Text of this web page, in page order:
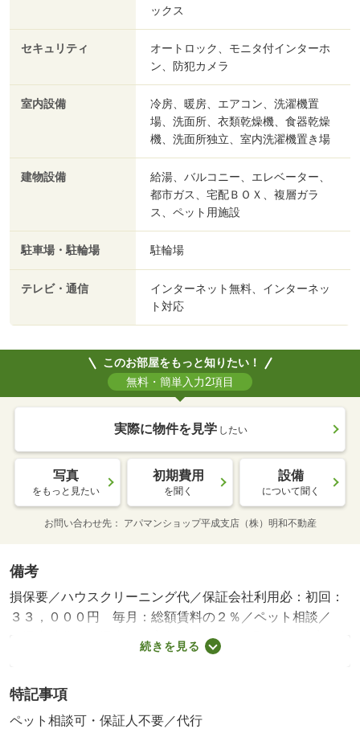
ックス
セキュリティ
オートロック、モニタ付インターホ
ン、防犯カメラ
室内設備
冷房、暖房、エアコン、洗濯機置
場、洗面所、衣類乾燥機、食器乾燥
機、洗面所独立、室内洗濯機置き場
建物設備
給湯、バルコニー、エレベーター、
都市ガス、宅配ＢＯＸ、複層ガラ
ス、ペット用施設
駐車場・駐輪場 駐輪場
テレビ・通信
インターネット無料、インターネッ
ト対応
このお部屋をもっと知りたい！
無料・簡単入力2項目
実際に物件を見学 したい
写真
をもっと見たい
初期費用
を聞く
設備
について聞く
お問い合わせ先 アパマンショップ平成支店（株）明和不動産
備考
損保要／ハウスクリーニング代／保証会社利用必：初回：
３３，０００円 毎月：総額賃料の２％／ペット相談／
［退去時費用 退去費用実費精算※故意・過失等別途実
費］／（シャーメゾンライフＳＵＰＰＯＲＴ２４（月額
設定費用１６，５００円／（諸費用及び、契約に要する費
用は別途打合せ／●（家賃保証システムのご利用が必須で
続きを見る
特記事項
ペット相談可・保証人不要／代行